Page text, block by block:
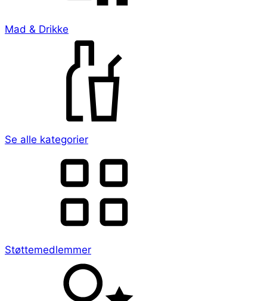
Mad & Drikke
Se alle kategorier
Støttemedlemmer